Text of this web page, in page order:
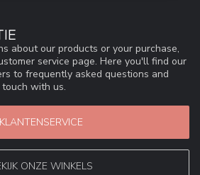
about our products or your purchase,
service page. Here you'll find our
to frequently asked questions and
with us.
KLANTENSERVICE
ONZE WINKELS